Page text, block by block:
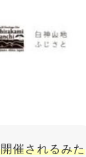
催されるみた